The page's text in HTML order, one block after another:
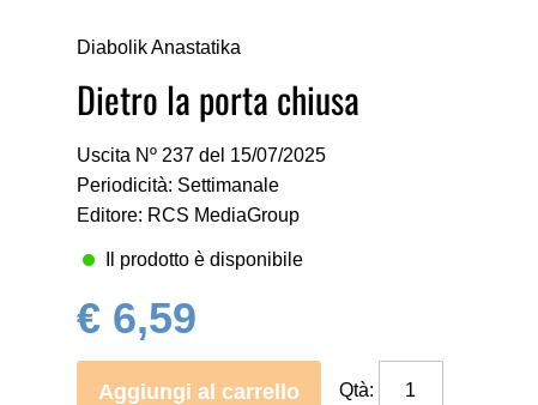
Diabolik Anastatika
Dietro la porta chiusa
Uscita Nº 237 del 15/07/2025
Periodicità: Settimanale
Editore: RCS MediaGroup
Il prodotto è disponibile
€ 6,59
Aggiungi al carrello Qtà: